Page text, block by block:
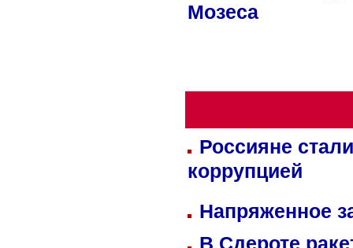
Мозеса
Россияне
коррупцией
Напряженное